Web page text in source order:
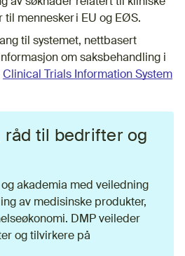
mennesker i EU og EØS.
til systemet, nettbasert
om saksbehandling i
Clinical Trials Information System
råd til bedrifter og
akademia med veiledning
av medisinske produkter,
DMP veileder
og tilvirkere på